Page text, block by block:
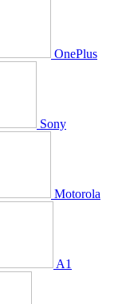
OnePlus
Sony
Motorola
A1